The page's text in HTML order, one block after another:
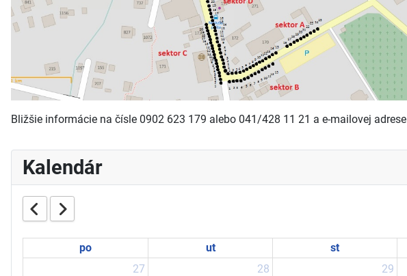
Bližšie informácie na čísle 0902 623 179 alebo 041/428 11 21 a e-mailovej adrese
Kalendár
po ut st
27
28 29